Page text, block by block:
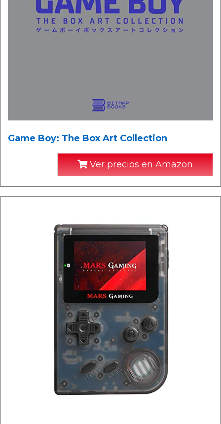
Game Boy: The Box Art Collection
Ver precios en Amazon